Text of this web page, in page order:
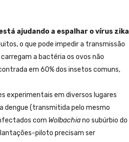
ajudando a espalhar o vírus zika
o que pode impedir a transmissão
a bactéria os ovos não
em 60% dos insetos comuns,
experimentais em diversos lugares
dengue (transmitida pelo mesmo
com Wolbachiano subúrbio do
piloto precisam ser